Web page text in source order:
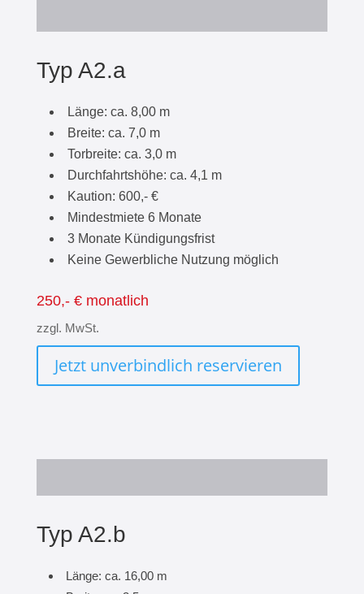
Typ A2.a
Länge: ca. 8,00 m
Breite: ca. 7,0 m
Torbreite: ca. 3,0 m
Durchfahrtshöhe: ca. 4,1 m
Kaution: 600,- €
Mindestmiete 6 Monate
3 Monate Kündigungsfrist
Keine Gewerbliche Nutzung möglich
250,- € monatlich
zzgl. MwSt.
Jetzt unverbindlich reservieren
Typ A2.b
Länge: ca. 16,00 m